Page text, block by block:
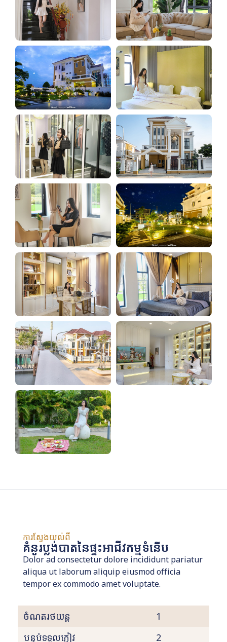
ការស្វែងយល់ពី
គំនូរប្លង់បាតនៃផ្ទះអាជីវកម្មទំនើប
Dolor ad consectetur dolore incididunt pariatur
aliqua ut laborum aliquip eiusmod officia
tempor ex commodo amet voluptate.
ចំណតរថយន្ត
1
បន្ទប់ទទួលភ្ញៀវ
2